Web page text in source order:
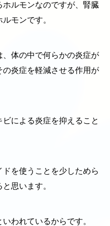
ルモンなのですが、腎臓
モンです。
体の中で何らかの炎症が
炎症を軽減させる作用が
による炎症を抑えること
を使うことを少しためら
思います。
われているからです。